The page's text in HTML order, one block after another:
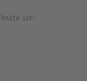
ist: